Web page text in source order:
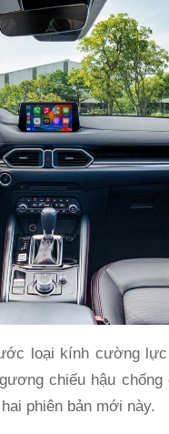
loại kính cường
chiếu hậu
phiên bản mới này.